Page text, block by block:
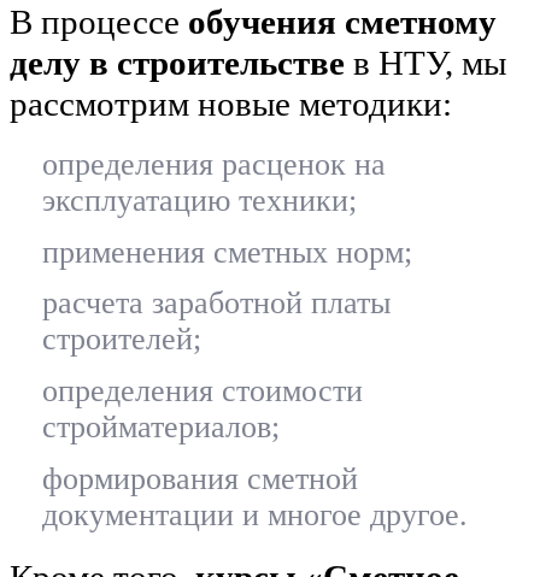
В процессе обучения сметному
делу в строительстве в НТУ, мы
рассмотрим новые методики:
определения расценок на
эксплуатацию техники;
применения сметных норм;
расчета заработной платы
строителей;
определения стоимости
стройматериалов;
формирования сметной
документации и многое другое.